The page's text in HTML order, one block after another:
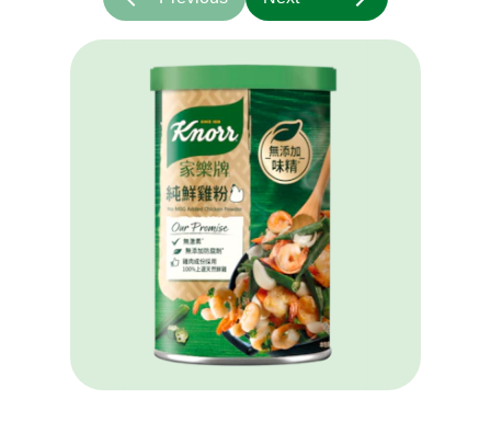
粟米草菇豆腐羹
25 分鐘
簡單
10 分鐘
2人份
探索更多
探索其他產品